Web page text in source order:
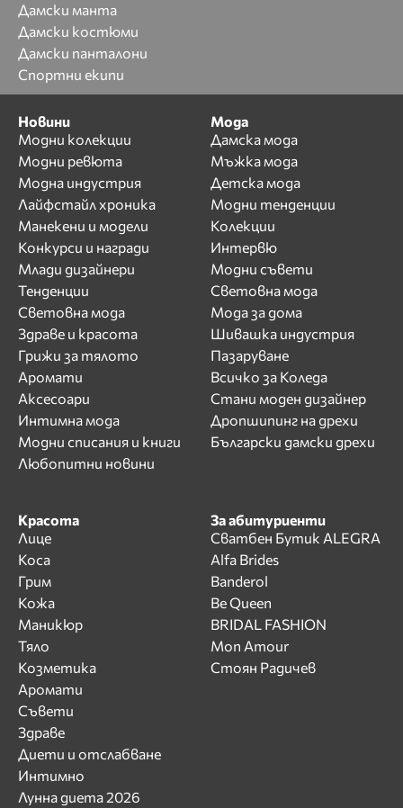
Дамски манта
Дамски костюми
Дамски панталони
Спортни екипи
Новини
Модни колекции
Модни ревюта
Модна индустрия
Лайфстайл хроника
Манекени и модели
Конкурси и награди
Млади дизайнери
Тенденции
Световна мода
Здраве и красота
Грижи за тялото
Аромати
Аксесоари
Интимна мода
Модни списания и книги
Любопитни новини
Мода
Дамска мода
Мъжка мода
Детска мода
Модни тенденции
Колекции
Интервю
Модни съвети
Световна мода
Мода за дома
Шивашка индустрия
Пазаруване
Всичко за Коледа
Стани моден дизайнер
Дропшипинг на дрехи
Български дамски дрехи
Красота
Лице
Коса
Грим
Кожа
Маникюр
Тяло
Козметика
Аромати
Съвети
Здраве
Диети и отслабване
Интимно
Лунна диета 2026
За абитуриенти
Сватбен Бутик ALEGRA
Alfa Brides
Banderol
Be Queen
BRIDAL FASHION
Mon Amour
Стоян Радичев